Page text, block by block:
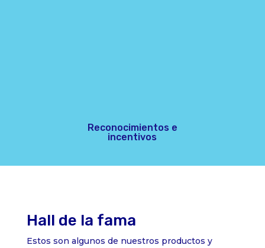
Reconocimientos e
incentivos
Hall de la fama
Estos son algunos de nuestros productos y